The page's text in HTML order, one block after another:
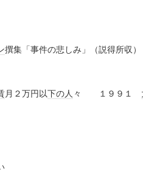
９
撰集「事件の悲しみ」（説得所収
月２万円以下の人 々 １９９１
９９
ない １９